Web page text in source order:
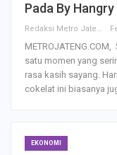
Pada By
Redaksi Metro Jateng
satu momen yang
rasa kasih sayang.
cokelat ini biasanya
EKONOMI